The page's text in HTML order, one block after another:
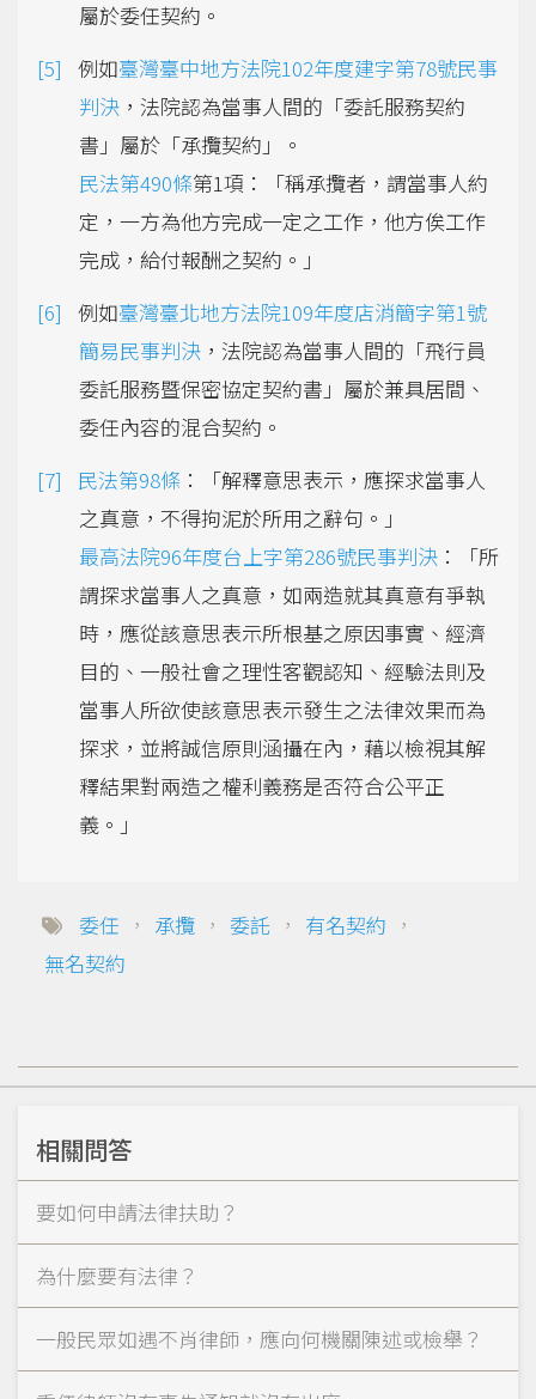
屬於委任契約。
例如臺灣臺中地方法院102年度建字第78號民事
判決 ，法院認為當事人間的「委託服務契約
書」屬於「承攬契約」。
民法第490條第1項：「稱承攬者，謂當事人約
定，一方為他方完成一定之工作，他方俟工作
完成，給付報酬之契約。」
例如臺灣臺北地方法院109年度店消簡字第1號
簡易民事判決 ，法院認為當事人間的「飛行員
委託服務暨保密協定契約書」屬於兼具居間、
委任內容的混合契約。
民法第98條 ：「解釋意思表示，應探求當事人
之真意，不得拘泥於所用之辭句。」
最高法院96年度台上字第286號民事判決 ：「所
謂探求當事人之真意，如兩造就其真意有爭執
時，應從該意思表示所根基之原因事實、經濟
目的、一般社會之理性客觀認知、經驗法則及
當事人所欲使該意思表示發生之法律效果而為
探求，並將誠信原則涵攝在內，藉以檢視其解
釋結果對兩造之權利義務是否符合公平正
義。」
委任 ， 承攬 ， 委託 ， 有名契約 ，
無名契約
相關問答
要如何申請法律扶助？
為什麼要有法律？
一般民眾如遇不肖律師，應向何機關陳述或檢舉？